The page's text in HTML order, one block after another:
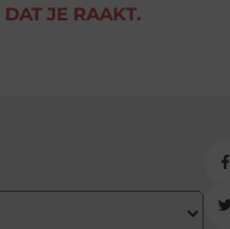
DAT JE RAAKT.